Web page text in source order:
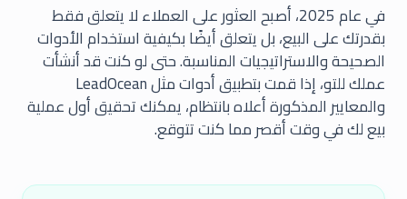
في عام 2025، أصبح العثور على العملاء لا يتعلق فقط
بقدرتك على البيع، بل يتعلق أيضًا بكيفية استخدام الأدوات
الصحيحة والاستراتيجيات المناسبة. حتى لو كنت قد أنشأت
عملك للتو، إذا قمت بتطبيق أدوات مثل LeadOcean
والمعايير المذكورة أعلاه بانتظام، يمكنك تحقيق أول عملية
بيع لك في وقت أقصر مما كنت تتوقع.